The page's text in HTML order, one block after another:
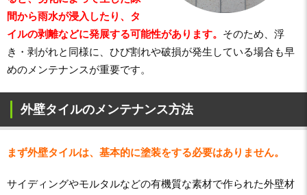
間から雨水が浸入したり、タ
イルの剥離などに発展する可能性があります。 そのため、浮
き・剥がれと同様に、ひび割れや破損が発生している場合も早
めのメンテナンスが重要です。
外壁タイルのメンテナンス方法
まず外壁タイルは、基本的に塗装をする必要はありません。
サイディングやモルタルなどの有機質な素材で作られた外壁材